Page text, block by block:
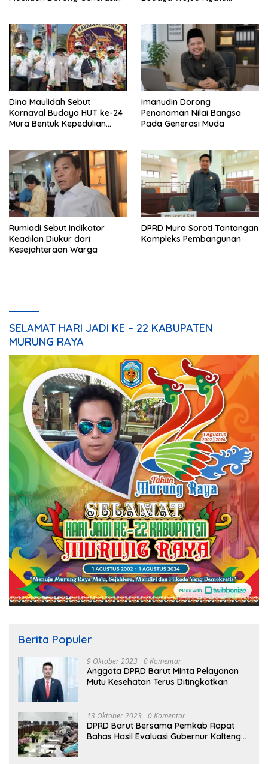
Dina Maulidah Sebut
Karnaval Budaya HUT ke-24
Mura Bentuk Kepedulian
Imanudin Dorong
Penanaman Nilai Bangsa
Pada Generasi Muda
Rumiadi Sebut Indikator
Keadilan Diukur dari
Kesejahteraan Warga
DPRD Mura Soroti Tantangan
Kompleks Pembangunan
SELAMAT HARI JADI KE – 22 KABUPATEN
MURUNG RAYA
Berita Populer
9 Oktober 2023 0 Komentar
Anggota DPRD Barut Minta Pelayanan
Mutu Kesehatan Terus Ditingkatkan
13 Oktober 2023 0 Komentar
DPRD Barut Bersama Pemkab Rapat
Bahas Hasil Evaluasi Gubernur Kalteng